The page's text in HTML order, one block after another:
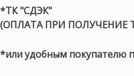
*ТК "СДЭК"
(ОПЛАТА ПРИ ПОЛУЧЕНИЕ
*или удобным покупателю